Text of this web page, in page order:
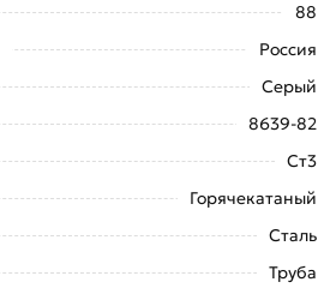
88
Россия
Серый
8639-82
Ст3
Горячекатаный
Сталь
Труба